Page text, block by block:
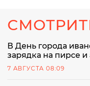
В День города
зарядка на пирсе
7 АВГУСТА 08:09